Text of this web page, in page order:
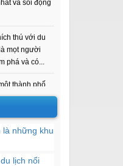
phá và có...
thành phố
suốt ngày...
Hàn Quốc có
là những khu
lịch nổi